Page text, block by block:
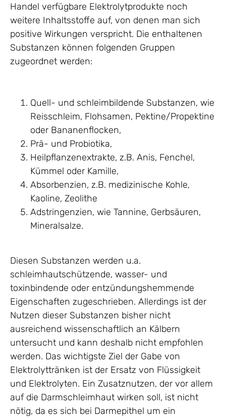
Handel verfügbare Elektrolytprodukte noch
weitere Inhaltsstoffe auf, von denen man sich
positive Wirkungen verspricht. Die enthaltenen
Substanzen können folgenden Gruppen
zugeordnet werden:
Quell- und schleimbildende Substanzen, wie
Reisschleim, Flohsamen, Pektine/Propektine
oder Bananenflocken,
Prä- und Probiotika,
Heilpflanzenextrakte, z.B. Anis, Fenchel,
Kümmel oder Kamille,
Absorbenzien, z.B. medizinische Kohle,
Kaoline, Zeolithe
Adstringenzien, wie Tannine, Gerbsäuren,
Mineralsalze.
Diesen Substanzen werden u.a.
schleimhautschützende, wasser- und
toxinbindende oder entzündungshemmende
Eigenschaften zugeschrieben. Allerdings ist der
Nutzen dieser Substanzen bisher nicht
ausreichend wissenschaftlich an Kälbern
untersucht und kann deshalb nicht empfohlen
werden. Das wichtigste Ziel der Gabe von
Elektrolyttränken ist der Ersatz von Flüssigkeit
und Elektrolyten. Ein Zusatznutzen, der vor allem
auf die Darmschleimhaut wirken soll, ist nicht
nötig, da es sich bei Darmepithel um ein